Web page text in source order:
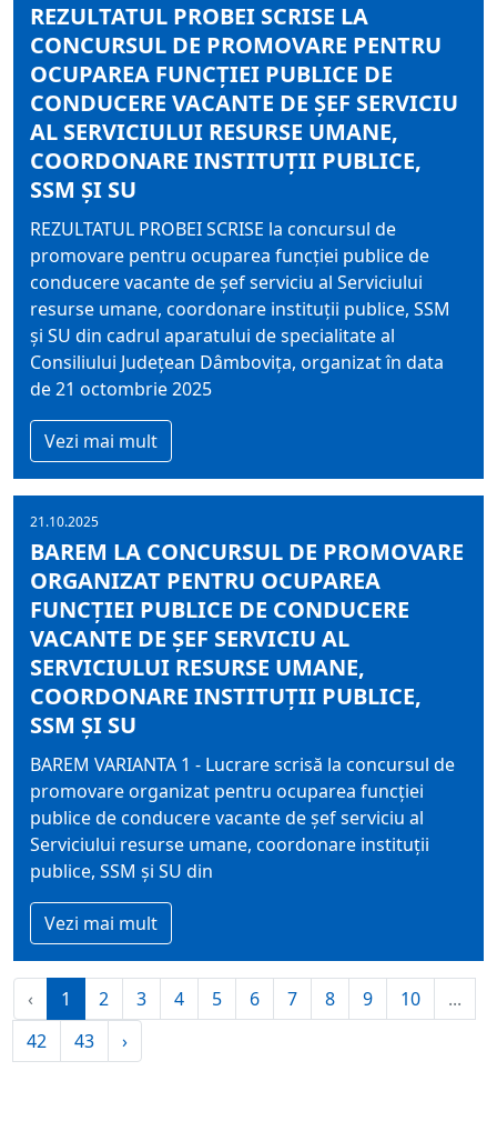
REZULTATUL PROBEI SCRISE LA
CONCURSUL DE PROMOVARE PENTRU
OCUPAREA FUNCŢIEI PUBLICE DE
CONDUCERE VACANTE DE ŞEF SERVICIU
AL SERVICIULUI RESURSE UMANE,
COORDONARE INSTITUŢII PUBLICE,
SSM ŞI SU
REZULTATUL PROBEI SCRISE la concursul de
promovare pentru ocuparea funcţiei publice de
conducere vacante de şef serviciu al Serviciului
resurse umane, coordonare instituţii publice, SSM
şi SU din cadrul aparatului de specialitate al
Consiliului Judeţean Dâmboviţa, organizat în data
de 21 octombrie 2025
Vezi mai mult
21.10.2025
BAREM LA CONCURSUL DE PROMOVARE
ORGANIZAT PENTRU OCUPAREA
FUNCŢIEI PUBLICE DE CONDUCERE
VACANTE DE ŞEF SERVICIU AL
SERVICIULUI RESURSE UMANE,
COORDONARE INSTITUŢII PUBLICE,
SSM ŞI SU
BAREM VARIANTA 1 - Lucrare scrisă la concursul de
promovare organizat pentru ocuparea funcţiei
publice de conducere vacante de şef serviciu al
Serviciului resurse umane, coordonare instituţii
publice, SSM şi SU din
Vezi mai mult
‹ 1 2 3 4 5 6 7 8 9 10
...
42
43 ›